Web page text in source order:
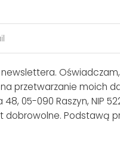
przetwarzanie moich
48, 05-090 Raszyn, NIP
dobrowolne. Podstawą